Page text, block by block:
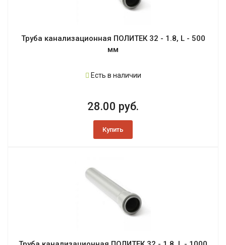
Труба канализационная ПОЛИТЕК 32 - 1.8, L - 500
мм
Есть в наличии
28.00 руб.
Купить